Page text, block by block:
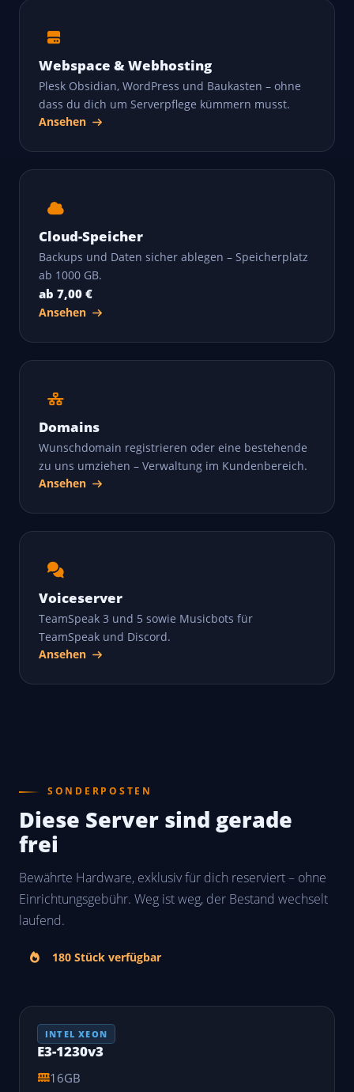
Webspace & Webhosting
Plesk Obsidian, WordPress und Baukasten – ohne
dass du dich um Serverpflege kümmern musst.
Ansehen
Cloud-Speicher
Backups und Daten sicher ablegen – Speicherplatz
ab 1000 GB.
ab 7,00 €
Ansehen
Domains
Wunschdomain registrieren oder eine bestehende
zu uns umziehen – Verwaltung im Kundenbereich.
Ansehen
Voiceserver
TeamSpeak 3 und 5 sowie Musicbots für
TeamSpeak und Discord.
Ansehen
SONDERPOSTEN
Diese Server sind gerade
frei
Bewährte Hardware, exklusiv für dich reserviert – ohne
Einrichtungsgebühr. Weg ist weg, der Bestand wechselt
laufend.
180 Stück verfügbar
INTEL XEON
E3-1230v3
16GB